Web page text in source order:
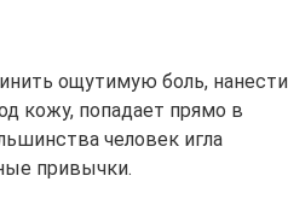
ощутимую боль, нанести
кожу, попадает прямо в
человек игла
привычки.